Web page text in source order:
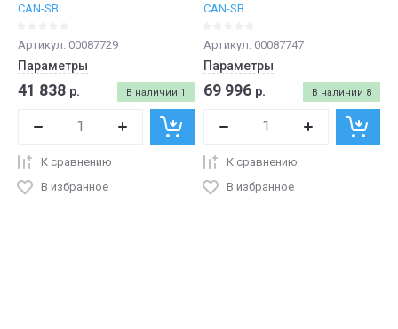
CAN-SB
Артикул: 00087729
Параметры
В наличии 1
41 838 р.
К сравнению
В избранное
CAN-SB
Артикул: 00087747
Параметры
В наличии 8
69 996 р.
К сравнению
В избранное